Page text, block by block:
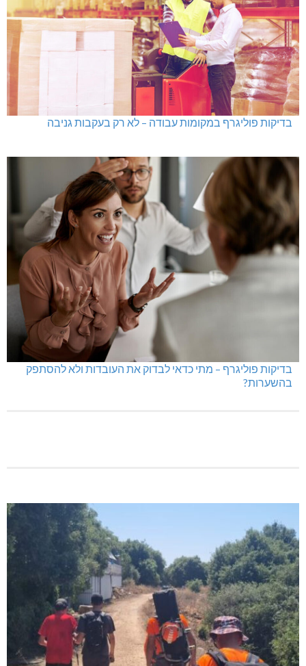
בדיקות פוליגרף במקומות עבודה – לא רק בעקבות גניבה
בדיקות פוליגרף – מתי כדאי לבדוק את העובדות ולא להסתפק
בהשערות?